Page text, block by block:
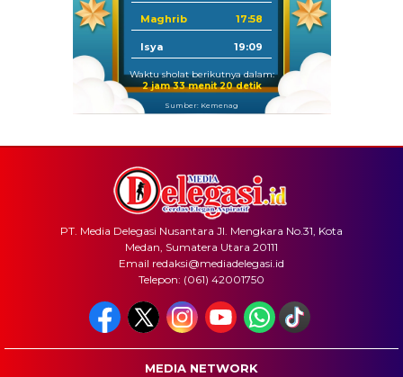
Maghrib 17:58
Isya 19:09
Waktu sholat berikutnya dalam:
2 jam 33 menit 20 detik
Sumber: Kemenag
PT. Media Delegasi Nusantara Jl. Mengkara No.31, Kota
Medan, Sumatera Utara 20111
Email redaksi@mediadelegasi.id
Telepon: (061) 42001750
MEDIA NETWORK